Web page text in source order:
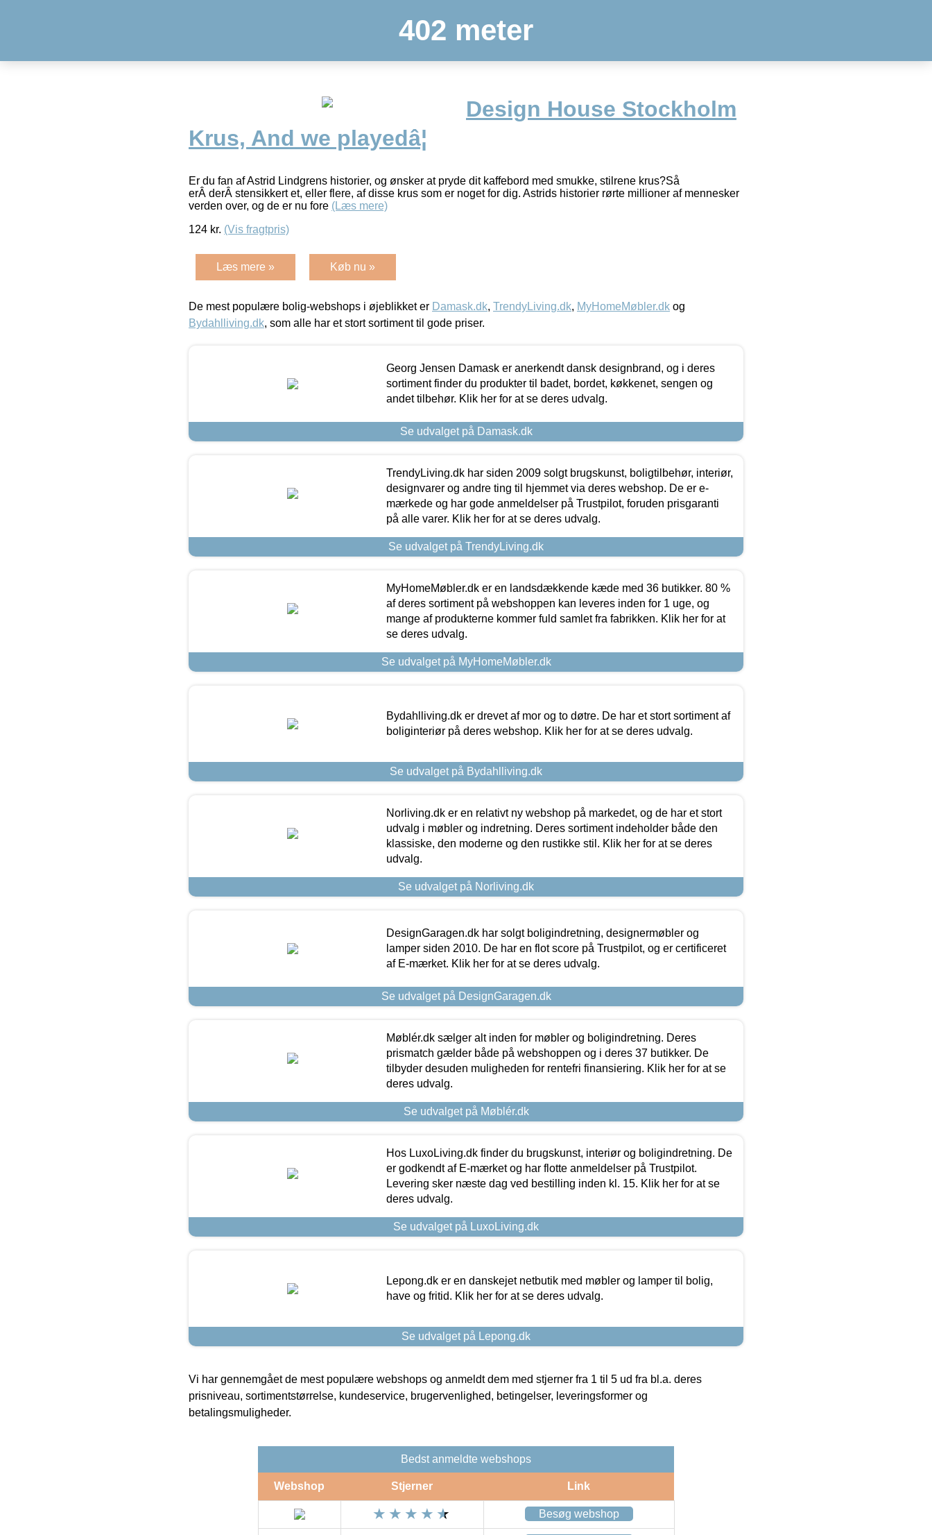
402 meter
Design House Stockholm
Krus, And we playedâ¦
Er du fan af Astrid Lindgrens historier, og ønsker at pryde dit kaffebord med smukke, stilrene krus?Så
erÂ derÂ stensikkert et, eller flere, af disse krus som er noget for dig. Astrids historier rørte millioner af mennesker
verden over, og de er nu fore (Læs mere)
124 kr. (Vis fragtpris)
Læs mere » Køb nu »
De mest populære bolig-webshops i øjeblikket er Damask.dk, TrendyLiving.dk, MyHomeMøbler.dk og
Bydahlliving.dk, som alle har et stort sortiment til gode priser.
Georg Jensen Damask er anerkendt dansk designbrand, og i deres
sortiment finder du produkter til badet, bordet, køkkenet, sengen og
andet tilbehør. Klik her for at se deres udvalg.
Se udvalget på Damask.dk
TrendyLiving.dk har siden 2009 solgt brugskunst, boligtilbehør, interiør,
designvarer og andre ting til hjemmet via deres webshop. De er e-
mærkede og har gode anmeldelser på Trustpilot, foruden prisgaranti
på alle varer. Klik her for at se deres udvalg.
Se udvalget på TrendyLiving.dk
MyHomeMøbler.dk er en landsdækkende kæde med 36 butikker. 80 %
af deres sortiment på webshoppen kan leveres inden for 1 uge, og
mange af produkterne kommer fuld samlet fra fabrikken. Klik her for at
se deres udvalg.
Se udvalget på MyHomeMøbler.dk
Bydahlliving.dk er drevet af mor og to døtre. De har et stort sortiment af
boliginteriør på deres webshop. Klik her for at se deres udvalg.
Se udvalget på Bydahlliving.dk
Norliving.dk er en relativt ny webshop på markedet, og de har et stort
udvalg i møbler og indretning. Deres sortiment indeholder både den
klassiske, den moderne og den rustikke stil. Klik her for at se deres
udvalg.
Se udvalget på Norliving.dk
DesignGaragen.dk har solgt boligindretning, designermøbler og
lamper siden 2010. De har en flot score på Trustpilot, og er certificeret
af E-mærket. Klik her for at se deres udvalg.
Se udvalget på DesignGaragen.dk
Møblér.dk sælger alt inden for møbler og boligindretning. Deres
prismatch gælder både på webshoppen og i deres 37 butikker. De
tilbyder desuden muligheden for rentefri finansiering. Klik her for at se
deres udvalg.
Se udvalget på Møblér.dk
Hos LuxoLiving.dk finder du brugskunst, interiør og boligindretning. De
er godkendt af E-mærket og har flotte anmeldelser på Trustpilot.
Levering sker næste dag ved bestilling inden kl. 15. Klik her for at se
deres udvalg.
Se udvalget på LuxoLiving.dk
Lepong.dk er en danskejet netbutik med møbler og lamper til bolig,
have og fritid. Klik her for at se deres udvalg.
Se udvalget på Lepong.dk
Vi har gennemgået de mest populære webshops og anmeldt dem med stjerner fra 1 til 5 ud fra bl.a. deres
prisniveau, sortimentstørrelse, kundeservice, brugervenlighed, betingelser, leveringsformer og
betalingsmuligheder.
Bedst anmeldte webshops
Webshop Stjerner Link
Besøg webshop